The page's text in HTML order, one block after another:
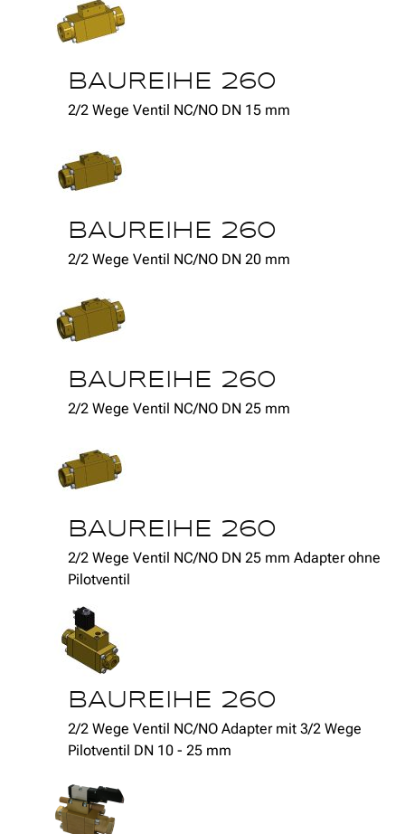
BAUREIHE 260
2/2 Wege Ventil NC/NO DN 15 mm
BAUREIHE 260
2/2 Wege Ventil NC/NO DN 20 mm
BAUREIHE 260
2/2 Wege Ventil NC/NO DN 25 mm
BAUREIHE 260
2/2 Wege Ventil NC/NO DN 25 mm Adapter ohne
Pilotventil
BAUREIHE 260
2/2 Wege Ventil NC/NO Adapter mit 3/2 Wege
Pilotventil DN 10 - 25 mm